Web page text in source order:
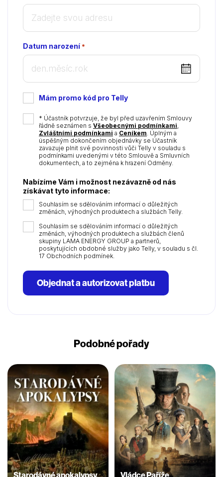
Datum narození *
DD
dot
MM
dot
YYYY
Mám promo kód pro Telly
* Účastník potvrzuje, že byl před uzavřením Smlouvy
řádně seznámen s Všeobecnými podmínkami,
Zvláštními podmínkami a Ceníkem. Úplným a
úspěšným dokončením objednávky se Účastník
zavazuje plnit své povinnosti vůči Telly v souladu s
podmínkami uvedenými v této Smlouvě a Smluvních
dokumentech, a to zejména k hrazení Odměny.
Nabízíme Vám i možnost nezávazně od nás
získávat tyto informace:
Souhlasím se sdělováním informací o důležitých
změnách, výhodných produktech a službách Telly.
Souhlasím se sdělováním informací o důležitých
změnách, výhodných produktech a službách členů
skupiny LAMA ENERGY GROUP a partnerů,
poskytujících obdobné služby jako Telly, v souladu s čl.
17 Obchodních podmínek.
Objednat a autorizovat platbu
Podobné pořady
Starodávné apokalypsy Vládce Paříže